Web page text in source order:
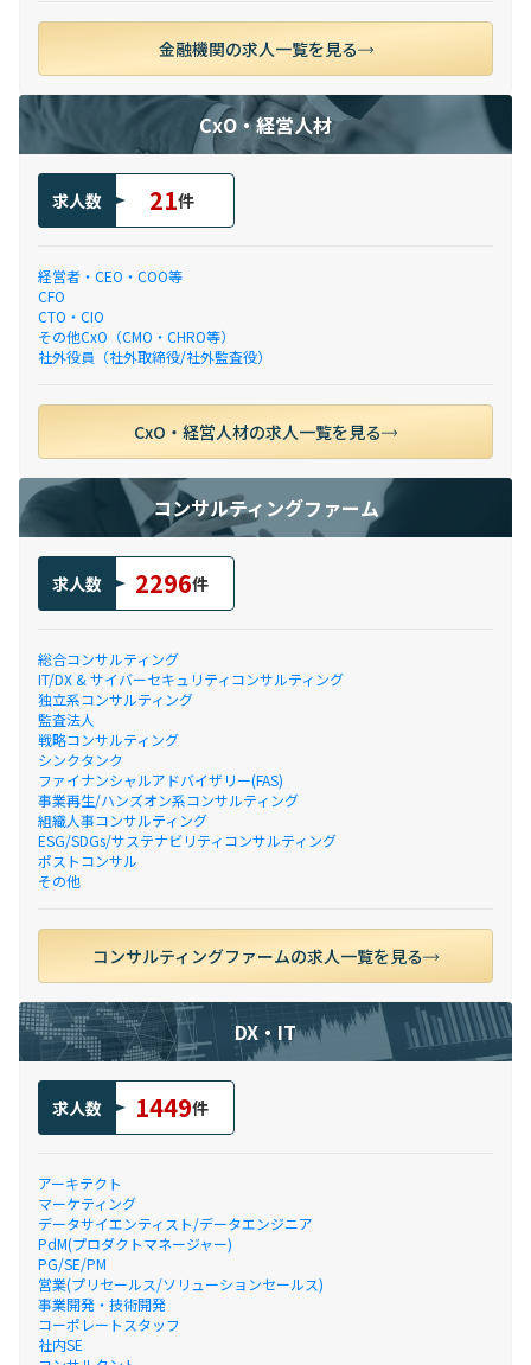
金融機関の求人一覧を見る
CxO・経営人材
求人数 21件
経営者・CEO・COO等
CFO
CTO・CIO
その他CxO（CMO・CHRO等）
社外役員（社外取締役/社外監査役）
CxO・経営人材の求人一覧を見る
コンサルティングファーム
求人数 2296件
総合コンサルティング
IT/DX & サイバーセキュリティコンサルティング
独立系コンサルティング
監査法人
戦略コンサルティング
シンクタンク
ファイナンシャルアドバイザリー(FAS)
事業再生/ハンズオン系コンサルティング
組織人事コンサルティング
ESG/SDGs/サステナビリティコンサルティング
ポストコンサル
その他
コンサルティングファームの求人一覧を見る
DX・IT
求人数 1449件
アーキテクト
マーケティング
データサイエンティスト/データエンジニア
PdM(プロダクトマネージャー)
PG/SE/PM
営業(プリセールス/ソリューションセールス)
事業開発・技術開発
コーポレートスタッフ
社内SE